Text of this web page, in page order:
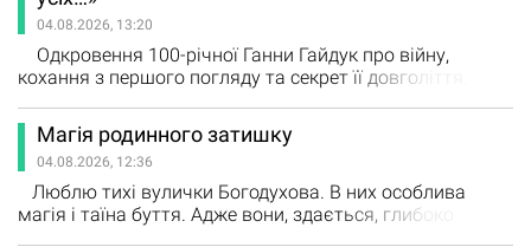
їм надають необхідну…
04.08.2026, 13:20
Одкровення 100-річної Ганни Гайдук про війну,
кохання з першого погляду та секрет її довголіття.
Коли дивишся на Ганну Дмитрівну Гайдук, розумієш: у
її пам'яті вмістилося ціле століття. Вона пам'ятає
Голодомор, колективізацію, Другу світову війну,
примусові роботи в Німеччині, важку…
Магія родинного затишку
04.08.2026, 12:36
Люблю тихі вулички Богодухова. В них особлива
магія і таїна буття. Адже вони, здається, глибоко